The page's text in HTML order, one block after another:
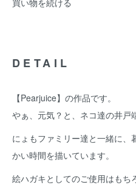
買い物を続ける
DETAIL
【Pearjuice】の作品です。
やぁ、元気？と、ネコ達の井戸
にょもファミリー達と一緒に、
かい時間を描いています。
絵ハガキとしてのご使用はもち